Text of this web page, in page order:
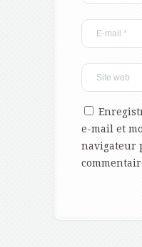
e-mail et
navigateur